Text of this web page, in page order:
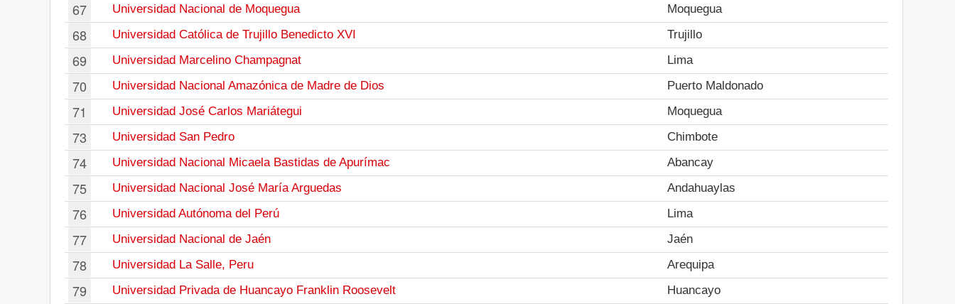
67 Universidad Nacional de Moquegua Moquegua
68 Universidad Católica de Trujillo Benedicto XVI Trujillo
69 Universidad Marcelino Champagnat Lima
70 Universidad Nacional Amazónica de Madre de Dios Puerto Maldonado
71 Universidad José Carlos Mariátegui Moquegua
73 Universidad San Pedro Chimbote
74 Universidad Nacional Micaela Bastidas de Apurímac Abancay
75 Universidad Nacional José María Arguedas Andahuaylas
76 Universidad Autónoma del Perú Lima
77 Universidad Nacional de Jaén Jaén
78 Universidad La Salle, Peru Arequipa
79 Universidad Privada de Huancayo Franklin Roosevelt Huancayo